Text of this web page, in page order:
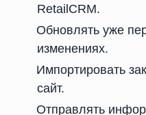
RetailCRM.
Обновлять уже
изменениях.
Импортировать
сайт.
Отправлять